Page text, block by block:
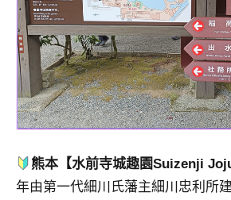
熊本【水前寺城趣園Suizenji
年由第一代細川氏藩主細川忠利所